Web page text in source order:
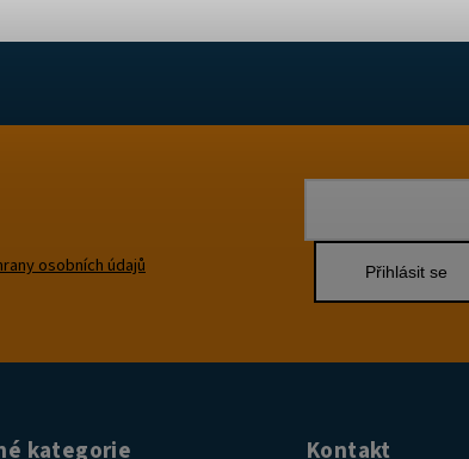
osobních údajů Přihlásit se
kategorie Kontakt